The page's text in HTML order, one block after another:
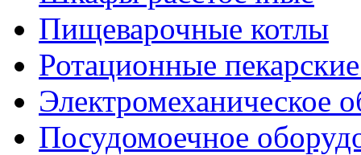
Пищеварочные котлы
Ротационные
Электромеханическое
Посудомоечное